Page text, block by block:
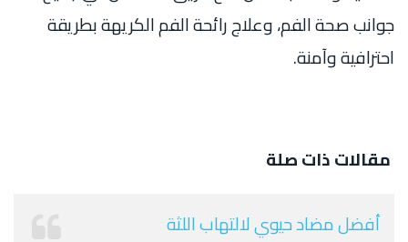
جوانب صحة الفم، وعلاج رائحة الفم الكريهة بطريقة
احترافية وآمنة.
مقالات ذات صلة
أفضل مضاد حيوي لالتهاب اللثة